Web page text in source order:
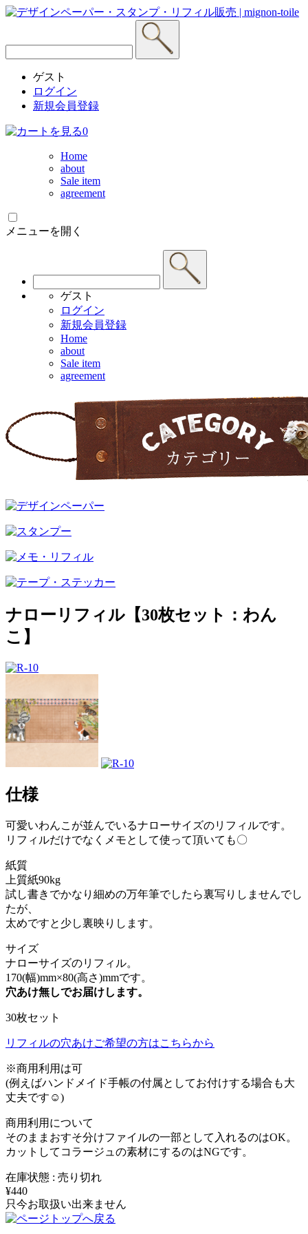
ゲスト
ログイン
新規会員登録
0
Home
about
Sale item
agreement
メニューを開く
ゲスト
ログイン
新規会員登録
Home
about
Sale item
agreement
ナローリフィル【30枚セット：わん
こ】
仕様
可愛いわんこが並んでいるナローサイズのリフィルです。
リフィルだけでなくメモとして使って頂いても〇
紙質
上質紙90kg
試し書きでかなり細めの万年筆でしたら裏写りしませんでし
たが、
太めですと少し裏映りします。
サイズ
ナローサイズのリフィル。
170(幅)mm×80(高さ)mmです。
穴あけ無しでお届けします。
30枚セット
リフィルの穴あけご希望の方はこちらから
※商用利用は可
(例えばハンドメイド手帳の付属としてお付けする場合も大
丈夫です☺️)
商用利用について
そのままおすそ分けファイルの一部として入れるのはOK。
カットしてコラージュの素材にするのはNGです。
在庫状態 : 売り切れ
¥440
只今お取扱い出来ません